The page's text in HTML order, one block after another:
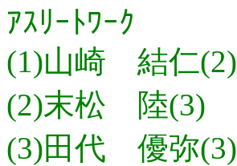
ｱｽﾘｰﾄﾜｰｸ
(1)山崎 結仁(2)
(2)末松 陸(3)
(3)田代 優弥(3)